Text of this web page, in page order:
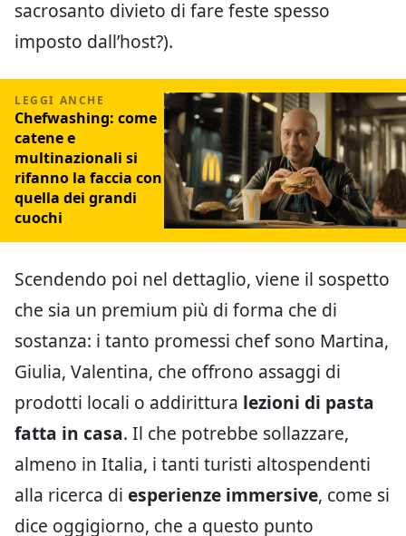
sacrosanto divieto di fare feste spesso
imposto dall’host?).
Chefwashing: come
catene e
multinazionali si
rifanno la faccia con
quella dei grandi
cuochi
Scendendo poi nel dettaglio, viene il sospetto
che sia un premium più di forma che di
sostanza: i tanto promessi chef sono Martina,
Giulia, Valentina, che offrono assaggi di
prodotti locali o addirittura lezioni di pasta
fatta in casa. Il che potrebbe sollazzare,
almeno in Italia, i tanti turisti altospendenti
alla ricerca di esperienze immersive, come si
dice oggigiorno, che a questo punto